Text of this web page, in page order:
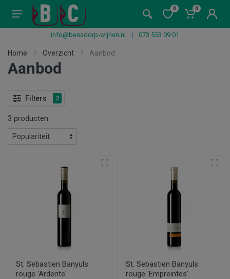
0 0
info@bensdorp-wijnen.nl | 073 553 09 01
Home Overzicht Aanbod
Aanbod
Filters 2
3 producten
St. Sebastien Banyuls
rouge 'Ardente'
St. Sebastien Banyuls
rouge 'Empreintes'